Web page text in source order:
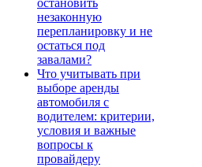
остановить
незаконную
перепланировку и не
остаться под
завалами?
Что учитывать при
выборе аренды
автомобиля с
водителем: критерии,
условия и важные
вопросы к
провайдеру